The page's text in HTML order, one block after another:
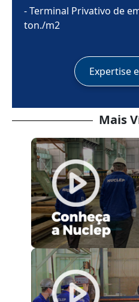
- Terminal Privativo de
ton./m2
Expertise
Mais